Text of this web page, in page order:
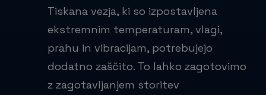
Tiskana vezja, ki so izpostavljena
ekstremnim temperaturam, vlagi,
prahu in vibracijam, potrebujejo
dodatno zaščito. To lahko zagotovimo
z zagotavljanjem storitev